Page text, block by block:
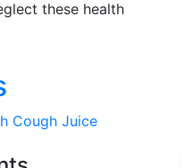
these health
Cough Juice